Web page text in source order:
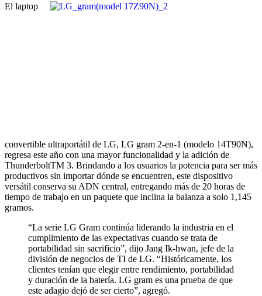
El laptop
convertible ultraportátil de LG, LG gram 2-en-1 (modelo 14T90N),
regresa este año con una mayor funcionalidad y la adición de
ThunderboltTM 3. Brindando a los usuarios la potencia para ser más
productivos sin importar dónde se encuentren, este dispositivo
versátil conserva su ADN central, entregando más de 20 horas de
tiempo de trabajo en un paquete que inclina la balanza a solo 1,145
gramos.
“La serie LG Gram continúa liderando la industria en el
cumplimiento de las expectativas cuando se trata de
portabilidad sin sacrificio”, dijo Jang Ik-hwan, jefe de la
división de negocios de TI de LG. “Históricamente, los
clientes tenían que elegir entre rendimiento, portabilidad
y duración de la batería. LG gram es una prueba de que
este adagio dejó de ser cierto”, agregó.